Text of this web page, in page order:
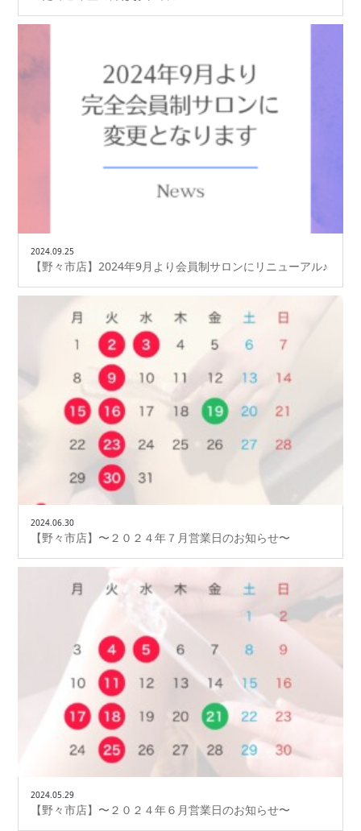
2024.09.25
【野々市店】2024年9月より会員制サロンにリニューアル♪
2024.06.30
【野々市店】〜２０２４年７月営業日のお知らせ〜
2024.05.29
【野々市店】〜２０２４年６月営業日のお知らせ〜